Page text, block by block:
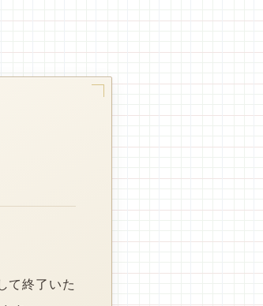
て終了いた